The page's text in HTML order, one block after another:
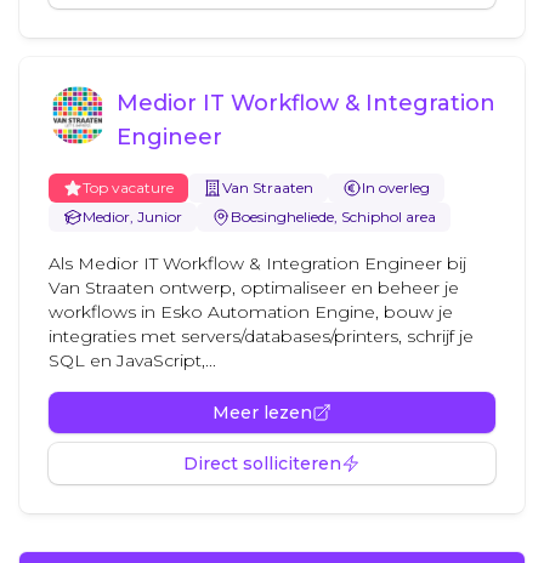
Medior IT Workflow & Integration
Engineer
Top vacature Van Straaten
In overleg
Medior, Junior
Boesingheliede, Schiphol area
Als Medior IT Workflow & Integration Engineer bij
Van Straaten ontwerp, optimaliseer en beheer je
workflows in Esko Automation Engine, bouw je
integraties met servers/databases/printers, schrijf je
SQL en JavaScript,...
Meer lezen
Direct solliciteren